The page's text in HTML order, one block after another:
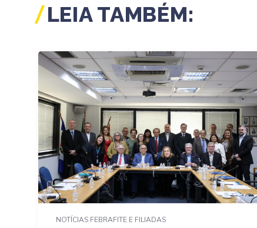
LEIA TAMBÉM:
NOTÍCIAS FEBRAFITE E FILIADAS